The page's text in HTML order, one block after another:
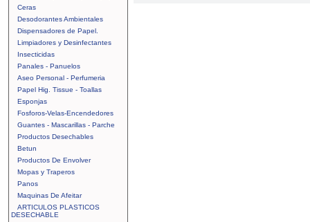
Ceras
Desodorantes Ambientales
Dispensadores de Papel.
Limpiadores y Desinfectantes
Insecticidas
Panales - Panuelos
Aseo Personal - Perfumeria
Papel Hig. Tissue - Toallas
Esponjas
Fosforos-Velas-Encendedores
Guantes - Mascarillas - Parche
Productos Desechables
Betun
Productos De Envolver
Mopas y Traperos
Panos
Maquinas De Afeitar
ARTICULOS PLASTICOS
DESECHABLE